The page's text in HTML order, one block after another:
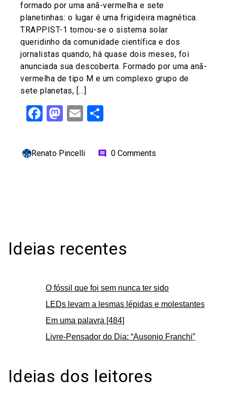
formado por uma anã-vermelha e sete
planetinhas: o lugar é uma frigideira magnética.
TRAPPIST-1 tornou-se o sistema solar
queridinho da comunidade científica e dos
jornalistas quando, há quase dois meses, foi
anunciada sua descoberta. Formado por uma anã-
vermelha de tipo M e um complexo grupo de
sete planetas, […]
Facebook
Mastodon
Email
Renato Pincelli comment 0 Comments
Ideias recentes
O fóssil que foi sem nunca ter sido
LEDs levam a lesmas lépidas e molestantes
Em uma palavra [484]
Livre-Pensador do Dia: “Ausonio Franchi”
Ideias dos leitores